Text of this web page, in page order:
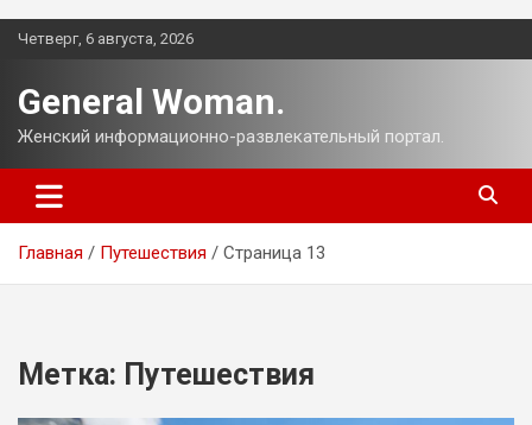
Перейти
Четверг, 6 августа, 2026
General Woman.
Женский информационно-развлекательный портал.
Главная Путешествия Страница 13
Метка: Путешествия